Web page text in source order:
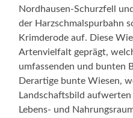
Nordhausen-Schurzfell
der Harzschmalspurbahn
Krimderode auf. Diese
Artenvielfalt geprägt,
umfassenden und bunten
Derartige bunte Wiesen,
Landschaftsbild
Lebens- und